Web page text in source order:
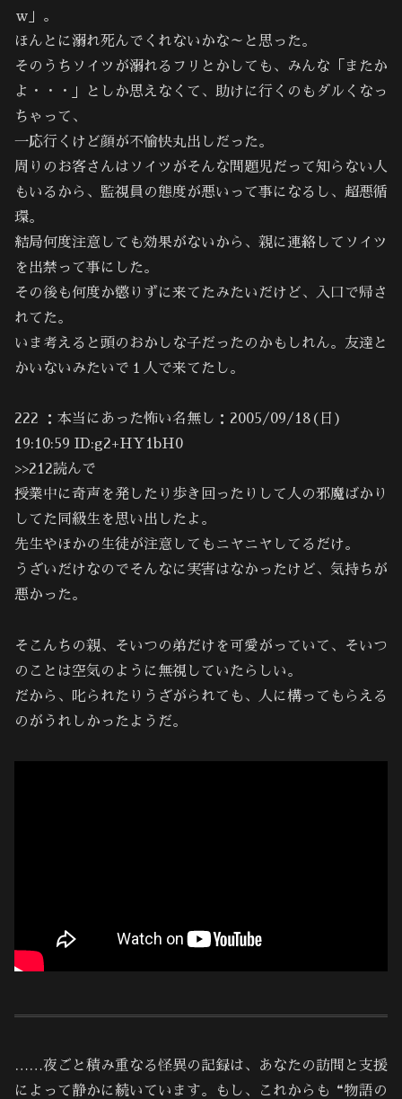
ｗ」。
ほんとに溺れ死んでくれないかな～と思った。
そのうちソイツが溺れるフリとかしても、みんな「またか
よ・・・」としか思えなくて、助けに行くのもダルくなっ
ちゃって、
一応行くけど顔が不愉快丸出しだった。
周りのお客さんはソイツがそんな問題児だって知らない人
もいるから、監視員の態度が悪いって事になるし、超悪循
環。
結局何度注意しても効果がないから、親に連絡してソイツ
を出禁って事にした。
その後も何度か懲りずに来てたみたいだけど、入口で帰さ
れてた。
いま考えると頭のおかしな子だったのかもしれん。友達と
かいないみたいで１人で来てたし。
222 ：本当にあった怖い名無し：2005/09/18(日)
19:10:59 ID:g2+HY1bH0
>>212読んで
授業中に奇声を発したり歩き回ったりして人の邪魔ばかり
してた同級生を思い出したよ。
先生やほかの生徒が注意してもニヤニヤしてるだけ。
うざいだけなのでそんなに実害はなかったけど、気持ちが
悪かった。
そこんちの親、そいつの弟だけを可愛がっていて、そいつ
のことは空気のように無視していたらしい。
だから、叱られたりうざがられても、人に構ってもらえる
のがうれしかったようだ。
……夜ごと積み重なる怪異の記録は、あなたの訪問と支援
によって静かに続いています。もし、これからも“物語の